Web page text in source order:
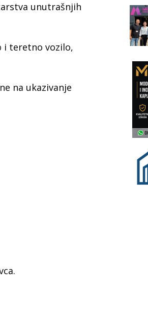
unutrašnjih
i teretno vozilo,
na ukazivanje